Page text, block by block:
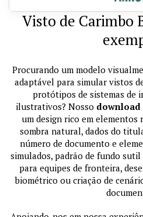
Visto de Carimbo
Procurando um modelo
adaptável para simular vistos
protótipos de sistemas de
ilustrativos? Nosso download
um design rico em
sombra natural, dados do
número de documento e
simulados, padrão de fundo
para equipes de fronteira,
biométrico ou criação de